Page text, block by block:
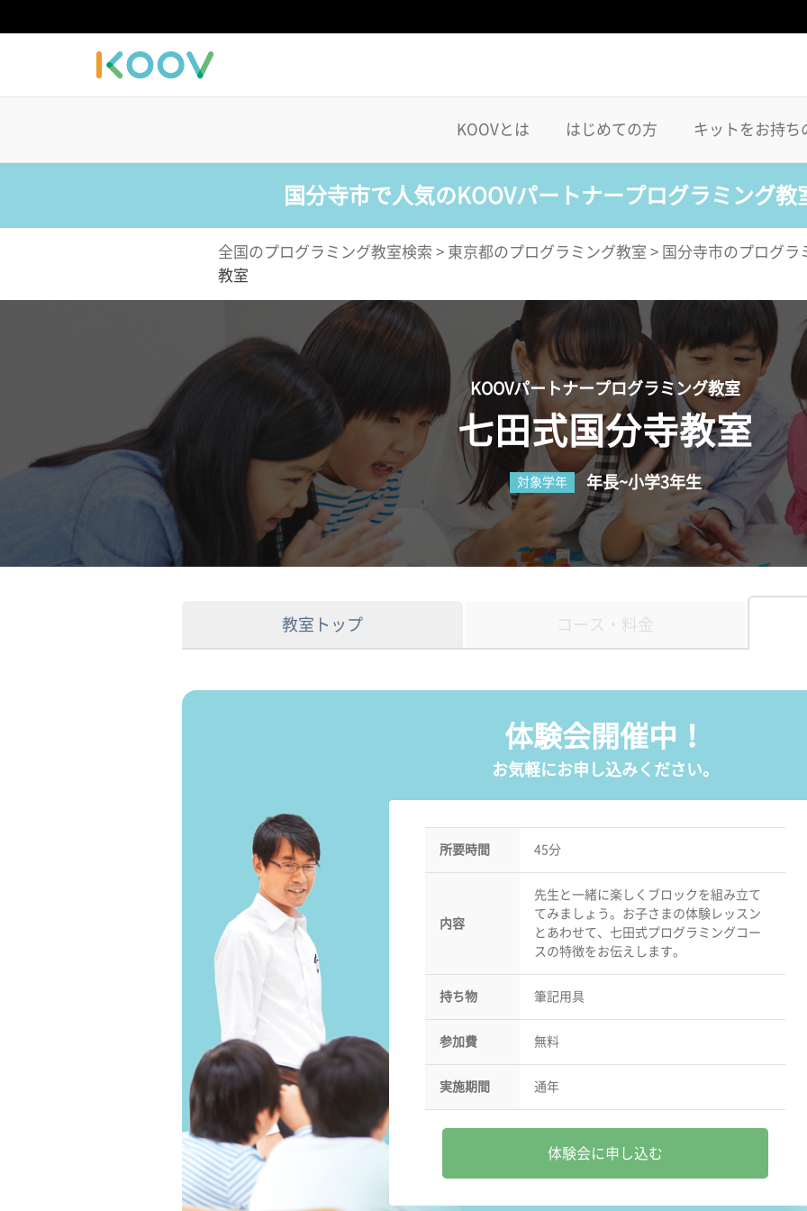
KOOVとは はじめての方 キットをお持ち
国分寺市で人気のKOOVパートナープログラミング教
全国のプログラミング教室検索 > 東京都のプログラミング教室 > 国分寺市のプログラ
教室
KOOVパートナープログラミング教室
七田式国分寺教室
対象学年 年長~小学3年生
教室トップ コース・料金
体験会開催中！
お気軽にお申し込みください。
所要時間 45分
内容
先生と一緒に楽しくブロックを組み立て
てみましょう。お子さまの体験レッスン
とあわせて、七田式プログラミングコー
スの特徴をお伝えします。
持ち物 筆記用具
参加費 無料
実施期間 通年
体験会に申し込む